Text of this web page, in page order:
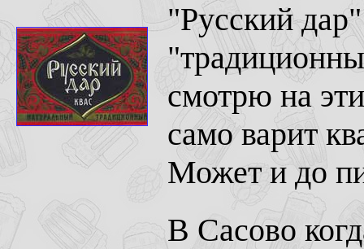
"Русский
смотрю на
само варит
Может и до
В Сасово